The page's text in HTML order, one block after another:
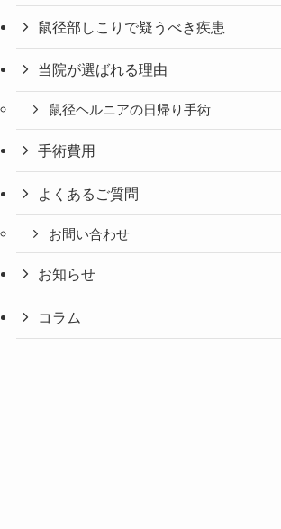
鼠径部しこりで疑うべき疾患
当院が選ばれる理由
鼠径ヘルニアの日帰り手術
手術費用
よくあるご質問
お問い合わせ
お知らせ
コラム